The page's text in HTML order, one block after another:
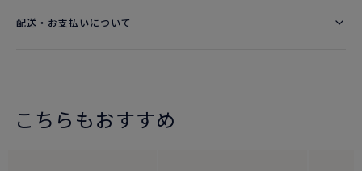
配送・お支払いについて
こちらもおすすめ